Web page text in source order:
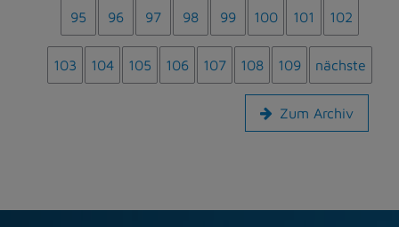
95 96 97 98 99 100 101 102
103 104 105 106 107 108 109 nächste
Zum Archiv